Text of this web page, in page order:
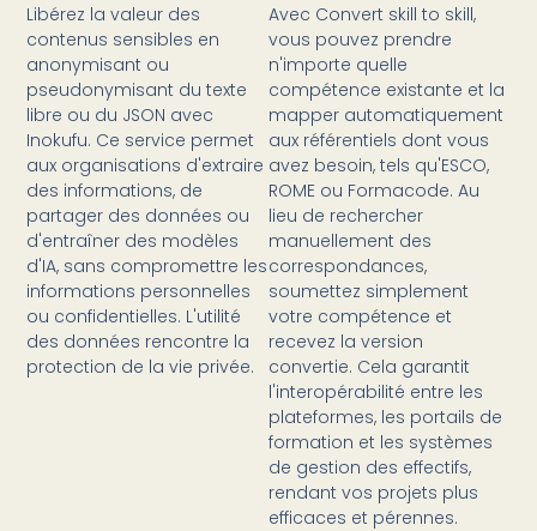
Libérez la valeur des
contenus sensibles en
anonymisant ou
pseudonymisant du texte
libre ou du JSON avec
Inokufu. Ce service permet
aux organisations d'extraire
des informations, de
partager des données ou
d'entraîner des modèles
d'IA, sans compromettre les
informations personnelles
ou confidentielles. L'utilité
des données rencontre la
protection de la vie privée.
Avec Convert skill to skill,
vous pouvez prendre
n'importe quelle
compétence existante et la
mapper automatiquement
aux référentiels dont vous
avez besoin, tels qu'ESCO,
ROME ou Formacode. Au
lieu de rechercher
manuellement des
correspondances,
soumettez simplement
votre compétence et
recevez la version
convertie. Cela garantit
l'interopérabilité entre les
plateformes, les portails de
formation et les systèmes
de gestion des effectifs,
rendant vos projets plus
efficaces et pérennes.